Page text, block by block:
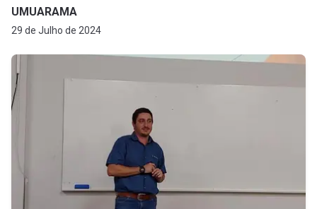
UMUARAMA
29 de Julho de 2024